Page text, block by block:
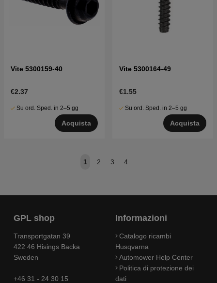
Vite 5300159-40
€2.37
Su ord. Sped. in 2–5 gg
Acquista
Vite 5300164-49
€1.55
Su ord. Sped. in 2–5 gg
Acquista
1 2 3 4
GPL shop
Transportgatan 39
422 46 Hisings Backa
Sweden
+46 31 - 24 30 15
Informazioni
Catalogo ricambi
Husqvarna
Automower Help Center
Politica di protezione dei
dati